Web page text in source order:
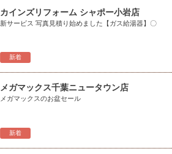
新着
カインズリフォーム シャポー小岩店
新サービス 写真見積り始めました【ガス給湯器】〇
新着
メガマックス千葉ニュータウン店
メガマックスのお盆セール